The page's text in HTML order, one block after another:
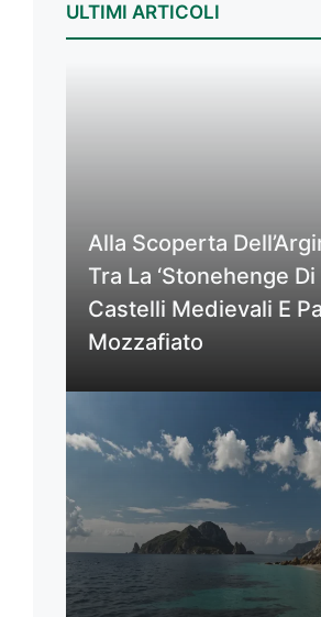
ULTIMI ARTICOLI
Alla Scoperta
Tra La ‘Stonehenge Di
Castelli Medievali E
Mozzafiato